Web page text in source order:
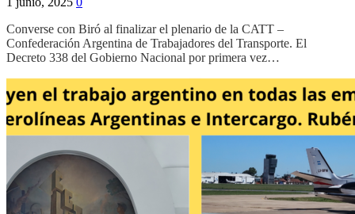
Converse con Biró al finalizar el plenario de la CATT –
Confederación Argentina de Trabajadores del Transporte. El
Decreto 338 del Gobierno Nacional por primera vez…